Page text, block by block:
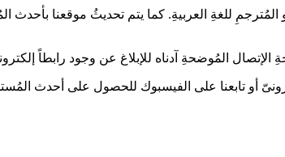
عُشاقْ الدراما الآسيويةِ، تُشاهدون العمل الدرامىّ حبٌّ ما بعد القبر الحلقة 24 و
المُوضحةِ آدناه للإبلاغ عن وجود رابطاً
أو تابعنا على الفيسبوك للحصول على أحدث